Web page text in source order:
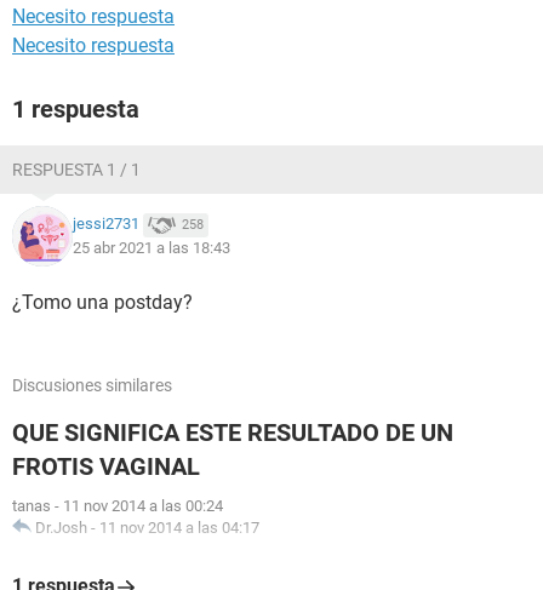
Necesito respuesta
Necesito respuesta
1 respuesta
RESPUESTA 1 / 1
jessi2731 258
25 abr 2021 a las 18:43
¿Tomo una postday?
Discusiones similares
QUE SIGNIFICA ESTE RESULTADO DE UN
FROTIS VAGINAL
tanas - 11 nov 2014 a las 00:24
Dr.Josh - 11 nov 2014 a las 04:17